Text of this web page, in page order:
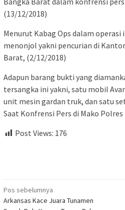
(13/12/2018)
Menurut Kabag Ops dalam operasi
menonjol yakni pencurian di
Barat, (2/12/2018)
Adapun barang bukti yang
tersangka ini yakni, satu mobil
unit mesin gardan truk, dan satu
Saat Konfrensi Pers di Mako Polres
Post Views: 176
Navigasi
pos
Pos sebelumnya
Arkansas Kace Juara Tunamen